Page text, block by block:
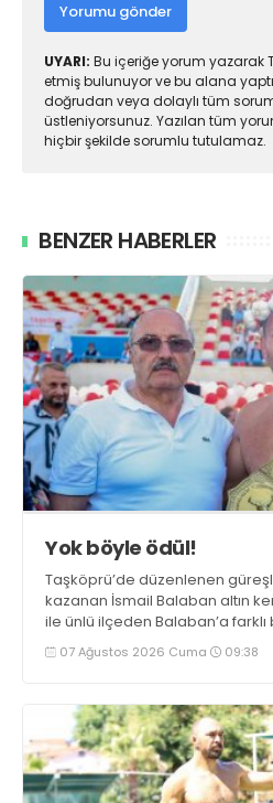
Yorumu gönder
UYARI: Bu içeriğe yorum yazarak
etmiş bulunuyor ve bu alana
doğrudan veya dolaylı tüm
üstleniyorsunuz. Yazılan tüm
hiçbir şekilde sorumlu tutulamaz.
BENZER HABERLER
Yok böyle ödül!
Taşköprü’de düzenlenen
kazanan İsmail Balaban altın
ile ünlü ilçeden Balaban’a
07 Ağustos 2026 Cuma 09:38